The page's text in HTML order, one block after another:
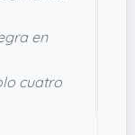
punto a
de ABS
roturas. En
discreto que
en la
en
cuatro